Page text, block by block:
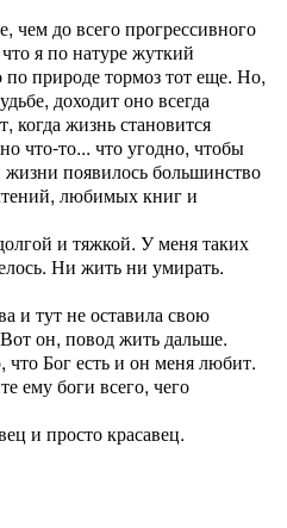
чем до всего прогрессивного
я по натуре жуткий
по природе тормоз тот еще. Но,
доходит оно всегда
когда жизнь становится
что-то... что угодно, чтобы
появилось большинство
любимых книг и
и тяжкой. У меня таких
Ни жить ни умирать.
и тут не оставила свою
он, повод жить дальше.
что Бог есть и он меня любит.
ему боги всего, чего
и просто красавец.